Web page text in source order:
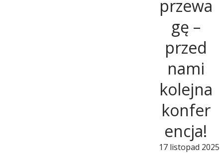
przewa
gę –
przed
nami
kolejna
konfer
encja!
17 listopad 2025